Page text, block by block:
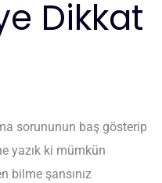
Dikkat
sorununun baş gösterip
yazık ki mümkün
bilme şansınız